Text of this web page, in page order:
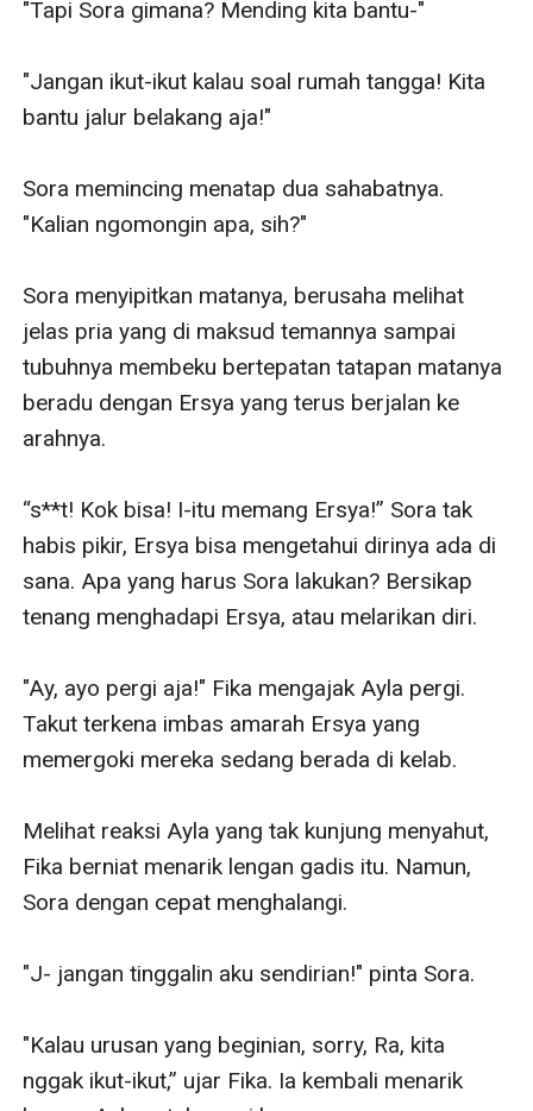
"Tapi Sora gimana? Mending kita bantu-"
"Jangan ikut-ikut kalau soal rumah tangga! Kita
bantu jalur belakang aja!"
Sora memincing menatap dua sahabatnya.
"Kalian ngomongin apa, sih?"
Sora menyipitkan matanya, berusaha melihat
jelas pria yang di maksud temannya sampai
tubuhnya membeku bertepatan tatapan matanya
beradu dengan Ersya yang terus berjalan ke
arahnya.
“s**t! Kok bisa! I-itu memang Ersya!” Sora tak
habis pikir, Ersya bisa mengetahui dirinya ada di
sana. Apa yang harus Sora lakukan? Bersikap
tenang menghadapi Ersya, atau melarikan diri.
"Ay, ayo pergi aja!" Fika mengajak Ayla pergi.
Takut terkena imbas amarah Ersya yang
memergoki mereka sedang berada di kelab.
Melihat reaksi Ayla yang tak kunjung menyahut,
Fika berniat menarik lengan gadis itu. Namun,
Sora dengan cepat menghalangi.
"J- jangan tinggalin aku sendirian!" pinta Sora.
"Kalau urusan yang beginian, sorry, Ra, kita
nggak ikut-ikut,” ujar Fika. Ia kembali menarik